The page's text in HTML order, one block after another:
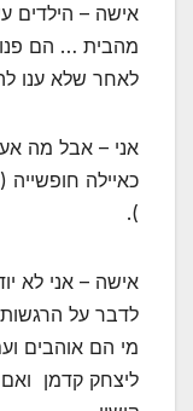
אישה – הילדים
מהבית … הם
לאחר שלא ענו
אני – אבל מה
כאיילה
).
אישה – אני לא
לדבר על
מי הם אוהבים
ליצחק קדמן